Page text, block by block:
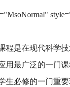
程是在现代科学
用最广泛的一门
生必修的一门重